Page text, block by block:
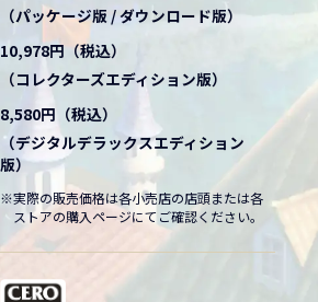
（パッケージ版 / ダウンロード版）
10,978円（税込）
（コレクターズエディション版）
8,580円（税込）
（デジタルデラックスエディション
版）
※実際の販売価格は各小売店の店頭または各
ストアの購入ページにてご確認ください。